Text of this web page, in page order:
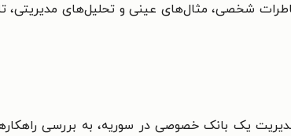
خاطرات شخصی، مثال‌های عینی و تحلیل‌های
یک بانک خصوصی در سوریه، به بررسی